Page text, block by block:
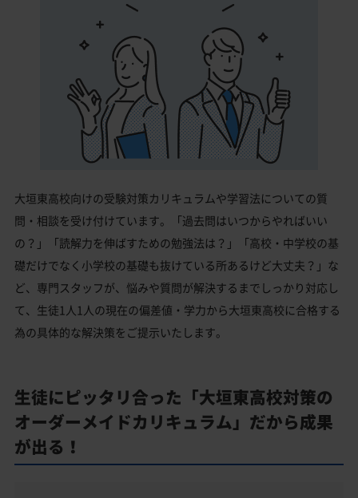
大垣東高校向けの受験対策カリキュラムや学習法についての質
問・相談を受け付けています。「過去問はいつからやればいい
の？」「読解力を伸ばすための勉強法は？」「高校・中学校の基
礎だけでなく小学校の基礎も抜けている所あるけど大丈夫？」な
ど、専門スタッフが、悩みや質問が解決するまでしっかり対応し
て、生徒1人1人の現在の偏差値・学力から大垣東高校に合格する
為の具体的な解決策をご提示いたします。
生徒にピッタリ合った「大垣東高校対策の
オーダーメイドカリキュラム」だから成果
が出る！